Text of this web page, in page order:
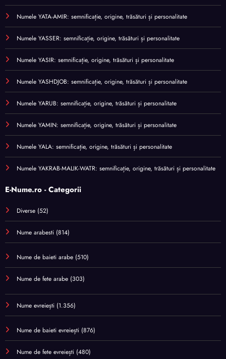
Numele YATA-AMIR: semnificație, origine, trăsături și personalitate
Numele YASSER: semnificație, origine, trăsături și personalitate
Numele YASIR: semnificație, origine, trăsături și personalitate
Numele YASHDJOB: semnificație, origine, trăsături și personalitate
Numele YARUB: semnificație, origine, trăsături și personalitate
Numele YAMIN: semnificație, origine, trăsături și personalitate
Numele YALA: semnificație, origine, trăsături și personalitate
Numele YAKRAB-MALIK-WATR: semnificație, origine, trăsături și personalitate
E-Nume.ro - Categorii
Diverse (52)
Nume arabesti (814)
Nume de baieti arabe (510)
Nume de fete arabe (303)
Nume evreiești (1.356)
Nume de baieti evreiești (876)
Nume de fete evreiești (480)